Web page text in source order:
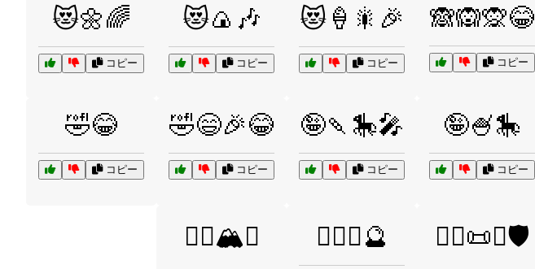
😻🌼🌈
コピー
😻🍙🎶
コピー
😻🍦🎇🎉
コピー
🙈🙉🙊😂
コピー
🤣😂
コピー
🤣😄🎉😂
コピー
🤪🍡🎠🎤
コピー
🤪🍧🎠
コピー
🧗‍♂️🏔️⛺ 🧙‍♀️✨🔮 🧙‍♂️📜⚔️🛡️